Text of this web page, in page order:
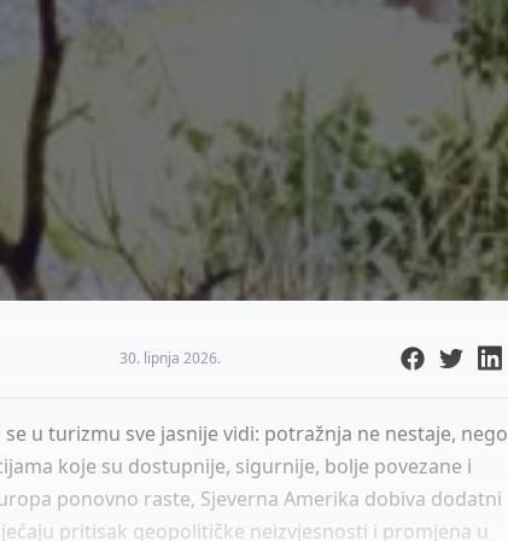
30. lipnja 2026.
u turizmu sve jasnije vidi: potražnja ne nestaje, nego
koje su dostupnije, sigurnije, bolje povezane i
ponovno raste, Sjeverna Amerika dobiva dodatni
pritisak geopolitičke neizvjesnosti i promjena u